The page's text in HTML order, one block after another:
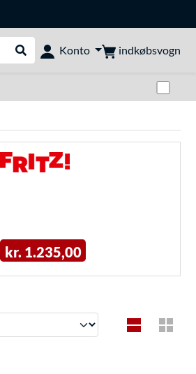
Udfør søgning
Konto indkøbsvogn
kr. 1.235,00